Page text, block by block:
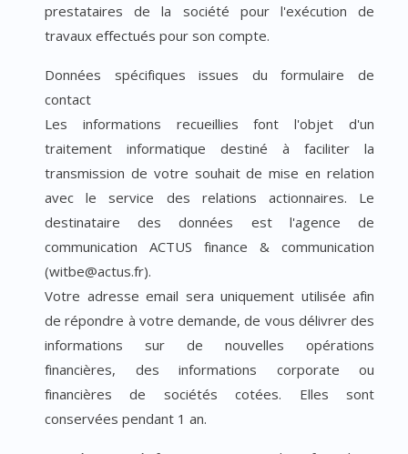
prestataires de la société pour l'exécution de
travaux effectués pour son compte.
Données spécifiques issues du formulaire de
contact
Les informations recueillies font l'objet d'un
traitement informatique destiné à faciliter la
transmission de votre souhait de mise en relation
avec le service des relations actionnaires. Le
destinataire des données est l'agence de
communication ACTUS finance & communication
(witbe@actus.fr).
Votre adresse email sera uniquement utilisée afin
de répondre à votre demande, de vous délivrer des
informations sur de nouvelles opérations
financières, des informations corporate ou
financières de sociétés cotées. Elles sont
conservées pendant 1 an.